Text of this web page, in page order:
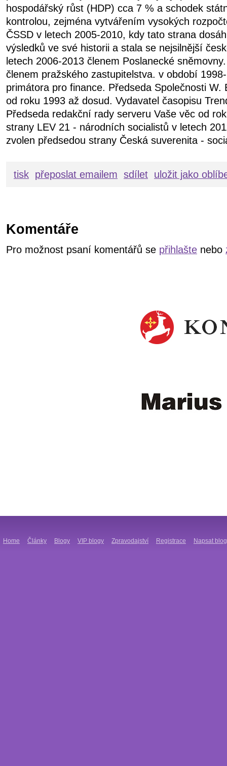
hospodářský růst (HDP) cca 7 % a schodek
kontrolou, zejména vytvářením vysokých
ČSSD v letech 2005-2010, kdy tato strana
výsledků ve své historii a stala se nejsilnější
letech 2006-2013 členem Poslanecké
členem pražského zastupitelstva. v období
primátora pro finance. Předseda Společnosti W.
od roku 1993 až dosud. Vydavatel časopisu
Předseda redakční rady serveru Vaše věc od
strany LEV 21 - národních socialistů v letech
zvolen předsedou strany Česká suverenita -
tisk přeposlat emailem sdílet uložit jako
Komentáře
Pro možnost psaní komentářů se přihlašte nebo
Home Články Blogy VIP blogy Zpravodajství Registrace Napsat blog